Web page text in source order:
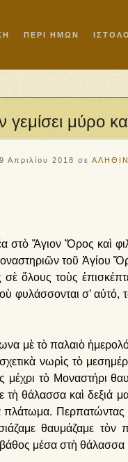
ΠΕΡΙ ΗΜΩΝ
μύρο
9 Απριλίου 2018 σε
στὸ Ἅγιον Ὄρος καὶ
τοῦ Ἁγίου
ὅλους τοὺς
φυλάσσονται σ’ αὐτό,
μὲ τὸ παλαιὸ
νωρὶς τὸ
μέχρι τὸ Μοναστήρι
τὴ θάλασσα καὶ
πλάτωμα.
θαυμάζαμε τὸν
μέσα στὴ